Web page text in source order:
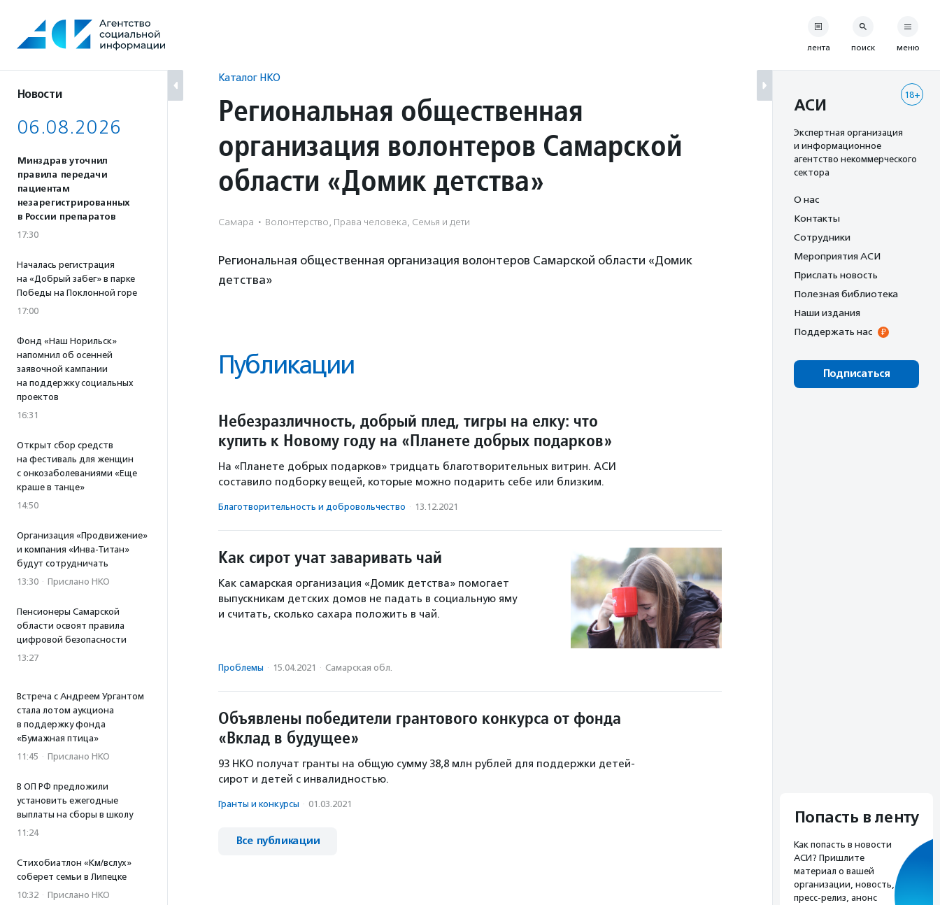
содержанию
Новости
06.08.2026
Минздрав уточнил
правила передачи
пациентам
незарегистрированных
в России препаратов
17:30
Началась регистрация
на «Добрый забег» в парке
Победы на Поклонной горе
17:00
Фонд «Наш Норильск»
напомнил об осенней
заявочной кампании
на поддержку социальных
проектов
16:31
Открыт сбор средств
на фестиваль для женщин
с онкозаболеваниями «Еще
краше в танце»
14:50
Организация «Продвижение»
и компания «Инва-Титан»
будут сотрудничать
13:30 · Прислано НКО
Пенсионеры Самарской
области освоят правила
цифровой безопасности
13:27
Встреча с Андреем Ургантом
стала лотом аукциона
в поддержку фонда
«Бумажная птица»
11:45 · Прислано НКО
В ОП РФ предложили
установить ежегодные
выплаты на сборы в школу
11:24
Стихобиатлон «Км/вслух»
соберет семьи в Липецке
10:32 · Прислано НКО
Каталог НКО
Региональная общественная
организация волонтеров Самарской
области «Домик детства»
Самара · Волонтерство, Права человека, Семья и дети
Региональная общественная организация волонтеров Самарской области «Домик
детства»
Публикации
Небезразличность, добрый плед, тигры на елку: что
купить к Новому году на «Планете добрых подарков»
На «Планете добрых подарков» тридцать благотворительных витрин. АСИ
составило подборку вещей, которые можно подарить себе или близким.
Благотвори­тель­ность и доброволь­чест­во · 13.12.2021
Как сирот учат заваривать чай
Как самарская организация «Домик детства» помогает
выпускникам детских домов не падать в социальную яму
и считать, сколько сахара положить в чай.
Проблемы · 15.04.2021 · Самарская обл.
Объявлены победители грантового конкурса от фонда
«Вклад в будущее»
93 НКО получат гранты на общую сумму 38,8 млн рублей для поддержки детей-
сирот и детей с инвалидностью.
Гранты и конкурсы · 01.03.2021
Все публикации
лента поиск меню
18+
АСИ
Экспертная организация
и информационное
агентство некоммерческого
сектора
О нас
Контакты
Сотрудники
Мероприятия АСИ
Прислать новость
Полезная библиотека
Наши издания
Поддержать нас
Подписаться
Попасть в ленту
Как попасть в новости
АСИ? Пришлите
материал о вашей
организации, новость,
пресс-релиз, анонс